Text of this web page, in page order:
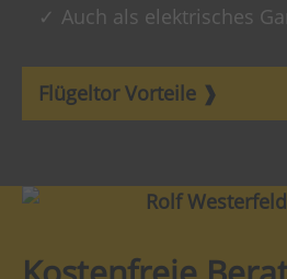
Auch als elektrisches
Flügeltor Vorteile